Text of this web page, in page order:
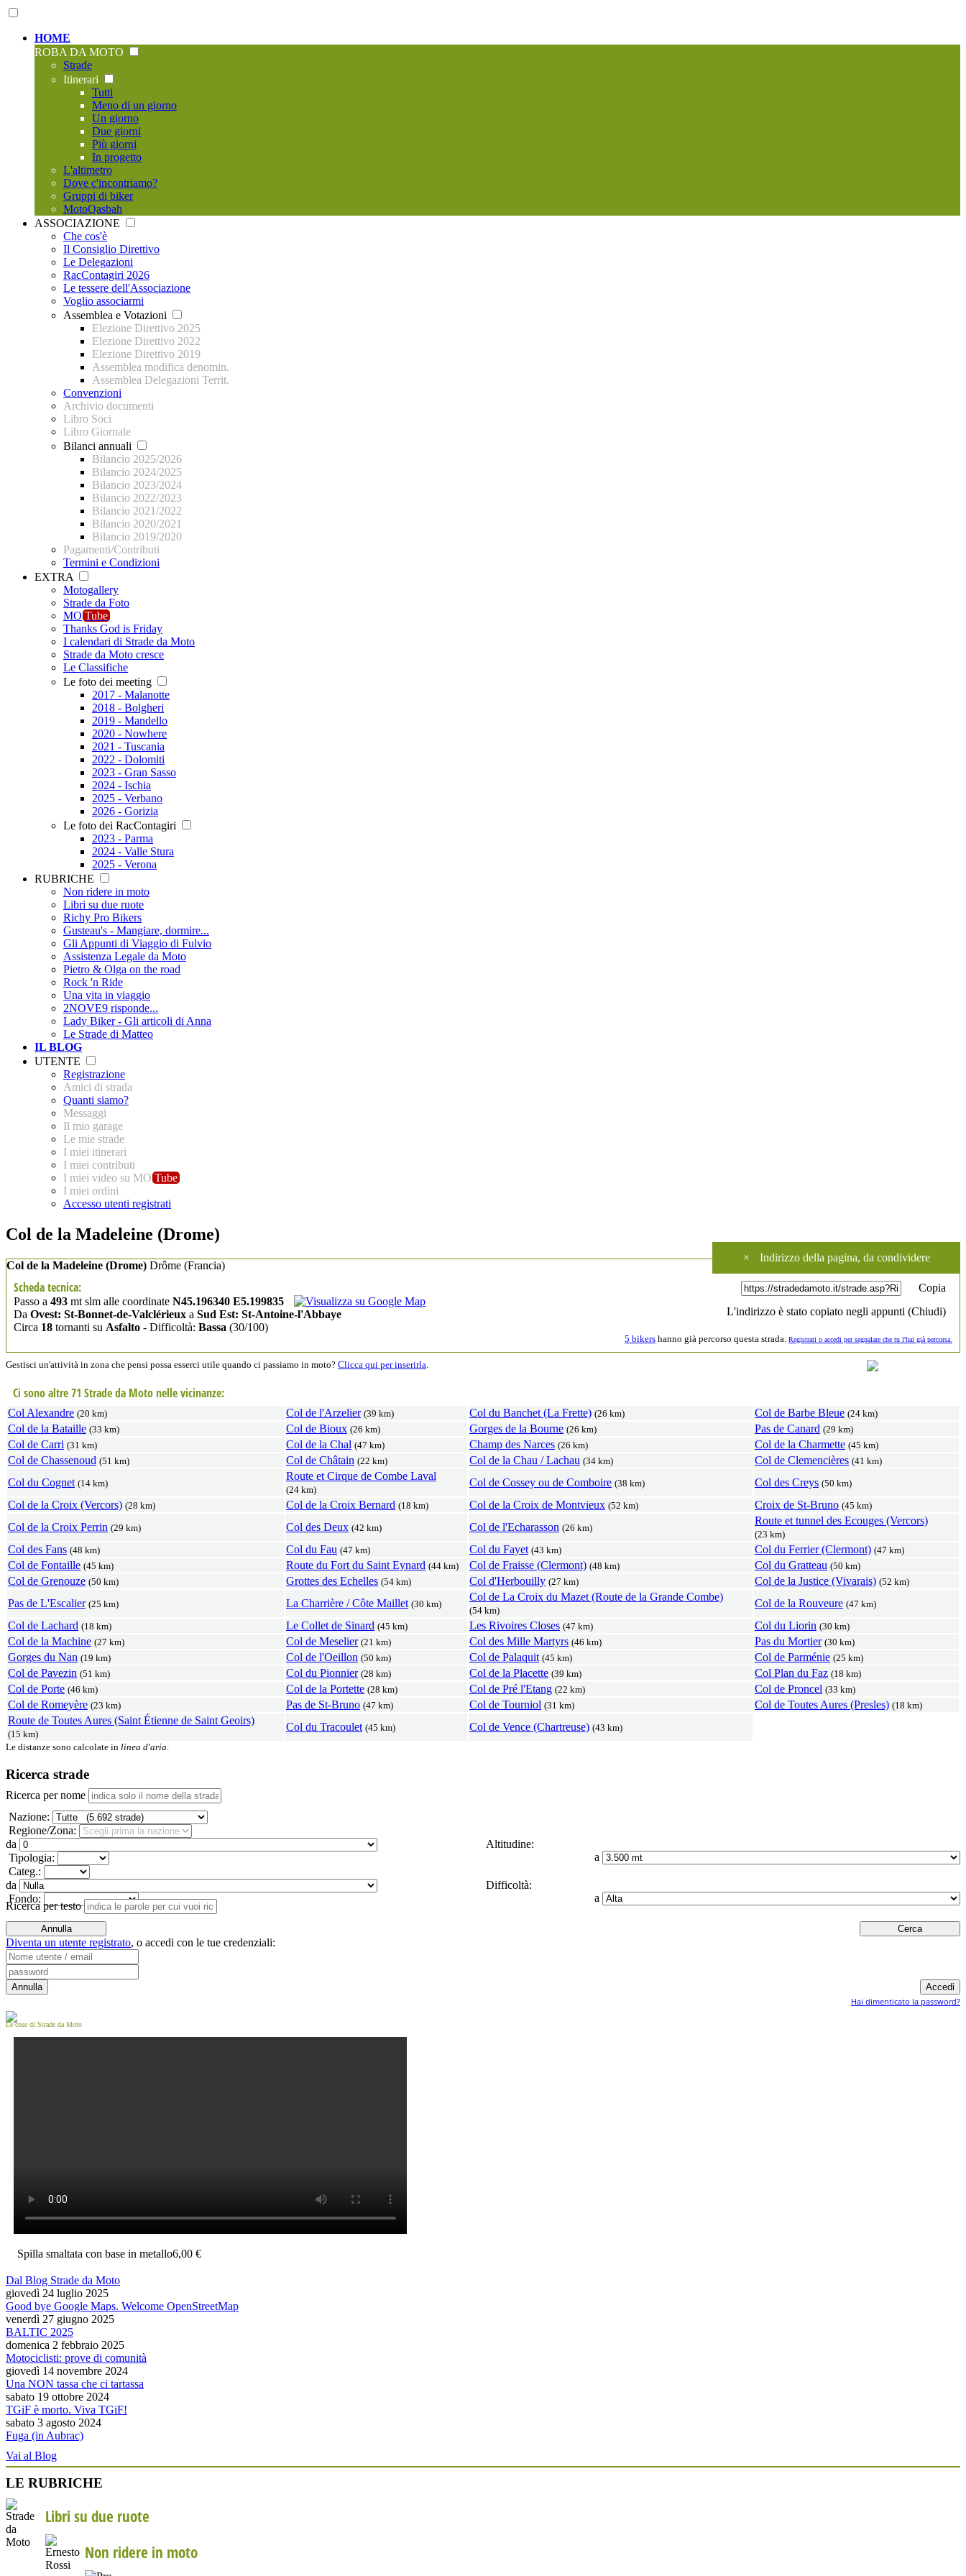
HOME
ROBA DA MOTO
Strade
Itinerari
Tutti
Meno di un giorno
Un giorno
Due giorni
Più giorni
In progetto
L'altimetro
Dove c'incontriamo?
Gruppi di biker
MotoQasbah
ASSOCIAZIONE
Che cos'è
Il Consiglio Direttivo
Le Delegazioni
RacContagiri 2026
Le tessere dell'Associazione
Voglio associarmi
Assemblea e Votazioni
Elezione Direttivo 2025
Elezione Direttivo 2022
Elezione Direttivo 2019
Assemblea modifica denomin.
Assemblea Delegazioni Territ.
Convenzioni
Archivio documenti
Libro Soci
Libro Giornale
Bilanci annuali
Bilancio 2025/2026
Bilancio 2024/2025
Bilancio 2023/2024
Bilancio 2022/2023
Bilancio 2021/2022
Bilancio 2020/2021
Bilancio 2019/2020
Pagamenti/Contributi
Termini e Condizioni
EXTRA
Motogallery
Strade da Foto
MO Tube
Thanks God is Friday
I calendari di Strade da Moto
Strade da Moto cresce
Le Classifiche
Le foto dei meeting
2017 - Malanotte
2018 - Bolgheri
2019 - Mandello
2020 - Nowhere
2021 - Tuscania
2022 - Dolomiti
2023 - Gran Sasso
2024 - Ischia
2025 - Verbano
2026 - Gorizia
Le foto dei RacContagiri
2023 - Parma
2024 - Valle Stura
2025 - Verona
RUBRICHE
Non ridere in moto
Libri su due ruote
Richy Pro Bikers
Gusteau's - Mangiare, dormire...
Gli Appunti di Viaggio di Fulvio
Assistenza Legale da Moto
Pietro & Olga on the road
Rock 'n Ride
Una vita in viaggio
2NOVE9 risponde...
Lady Biker - Gli articoli di Anna
Le Strade di Matteo
IL BLOG
UTENTE
Registrazione
Amici di strada
Quanti siamo?
Messaggi
Il mio garage
Le mie strade
I miei itinerari
I miei contributi
I miei video su MO Tube
I miei ordini
Accesso utenti registrati
× Indirizzo della pagina, da condividere
Copia
L'indirizzo è stato copiato negli appunti (Chiudi)
Col de la Madeleine (Drome)
Col de la Madeleine (Drome) Drôme (Francia)
Scheda tecnica:
Passo a 493 mt slm alle coordinate N45.196340 E5.199835
Da Ovest: St-Bonnet-de-Valclérieux a Sud Est: St-Antoine-l'Abbaye
Circa 18 tornanti su Asfalto - Difficoltà: Bassa (30/100)
5 bikers hanno già percorso questa strada. Registrati o accedi per segnalare che tu l'hai già percorsa.
Gestisci un'attività in zona che pensi possa esserci utile quando ci passiamo in moto? Clicca qui per inserirla.
Ci sono altre 71 Strade da Moto nelle vicinanze:
Col Alexandre (20 km) Col de l'Arzelier (39 km) Col du Banchet (La Frette) (26 km) Col de Barbe Bleue (24 km)
Col de la Bataille (33 km) Col de Bioux (26 km) Gorges de la Bourne (26 km) Pas de Canard (29 km)
Col de Carri (31 km) Col de la Chal (47 km) Champ des Narces (26 km) Col de la Charmette (45 km)
Col de Chassenoud (51 km) Col de Châtain (22 km) Col de la Chau / Lachau (34 km) Col de Clemencières (41 km)
Col du Cognet (14 km)
Route et Cirque de Combe Laval
(24 km)
Col de Cossey ou de Comboire (38 km) Col des Creys (50 km)
Col de la Croix (Vercors) (28 km) Col de la Croix Bernard (18 km) Col de la Croix de Montvieux (52 km) Croix de St-Bruno (45 km)
Col de la Croix Perrin (29 km) Col des Deux (42 km) Col de l'Echarasson (26 km)
Route et tunnel des Ecouges (Vercors)
(23 km)
Col des Fans (48 km) Col du Fau (47 km) Col du Fayet (43 km) Col du Ferrier (Clermont) (47 km)
Col de Fontaille (45 km) Route du Fort du Saint Eynard (44 km) Col de Fraisse (Clermont) (48 km) Col du Gratteau (50 km)
Col de Grenouze (50 km) Grottes des Echelles (54 km) Col d'Herbouilly (27 km) Col de la Justice (Vivarais) (52 km)
Pas de L'Escalier (25 km) La Charrière / Côte Maillet (30 km)
Col de La Croix du Mazet (Route de la Grande Combe)
(54 km)
Col de la Rouveure (47 km)
Col de Lachard (18 km) Le Collet de Sinard (45 km) Les Rivoires Closes (47 km) Col du Liorin (30 km)
Col de la Machine (27 km) Col de Meselier (21 km) Col des Mille Martyrs (46 km) Pas du Mortier (30 km)
Gorges du Nan (19 km) Col de l'Oeillon (50 km) Col de Palaquit (45 km) Col de Parménie (25 km)
Col de Pavezin (51 km) Col du Pionnier (28 km) Col de la Placette (39 km) Col Plan du Faz (18 km)
Col de Porte (46 km) Col de la Portette (28 km) Col de Pré l'Etang (22 km) Col de Proncel (33 km)
Col de Romeyère (23 km) Pas de St-Bruno (47 km) Col de Tourniol (31 km) Col de Toutes Aures (Presles) (18 km)
Route de Toutes Aures (Saint Étienne de Saint Geoirs)
(15 km)
Col du Tracoulet (45 km) Col de Vence (Chartreuse) (43 km)
Le distanze sono calcolate in linea d'aria.
Ricerca strade
Ricerca per nome
Nazione:
Regione/Zona:
Altitudine:
da
a
Tipologia:
Categ.:
Difficoltà:
da
a
Fondo:
Ricerca per testo
Diventa un utente registrato, o accedi con le tue credenziali:
Hai dimenticato la password?
Le cose di Strade da Moto
Spilla smaltata con base in metallo6,00 €
Dal Blog Strade da Moto
giovedì 24 luglio 2025
Good bye Google Maps. Welcome OpenStreetMap
venerdì 27 giugno 2025
BALTIC 2025
domenica 2 febbraio 2025
Motociclisti: prove di comunità
giovedì 14 novembre 2024
Una NON tassa che ci tartassa
sabato 19 ottobre 2024
TGiF è morto. Viva TGiF!
sabato 3 agosto 2024
Fuga (in Aubrac)
Vai al Blog
LE RUBRICHE
Libri su due ruote
Non ridere in moto